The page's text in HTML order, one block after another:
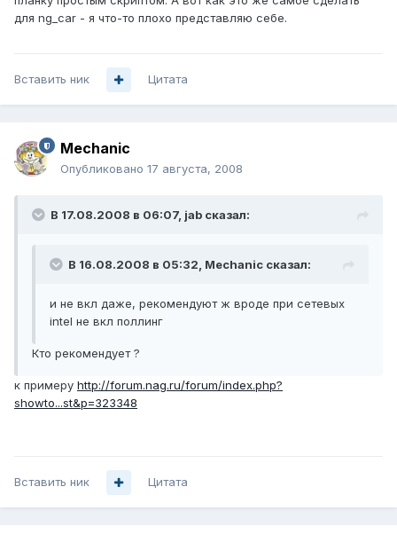
для ng_car - я что-то плохо представляю себе.
Вставить ник Цитата
Mechanic
Опубликовано 17 августа, 2008
В 17.08.2008 в 06:07, jab сказал:
В 16.08.2008 в 05:32, Mechanic сказал:
и не вкл даже, рекомендуют ж вроде при сетевых
intel не вкл поллинг
Кто рекомендует ?
к примеру http://forum.nag.ru/forum/index.php?
showto...st&p=323348
Вставить ник Цитата